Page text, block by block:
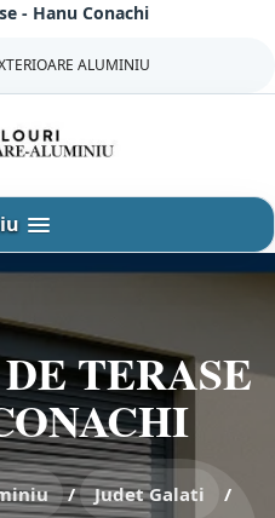
- Hanu Conachi
ALUMINIU
TERASE
/ Judet Galati /